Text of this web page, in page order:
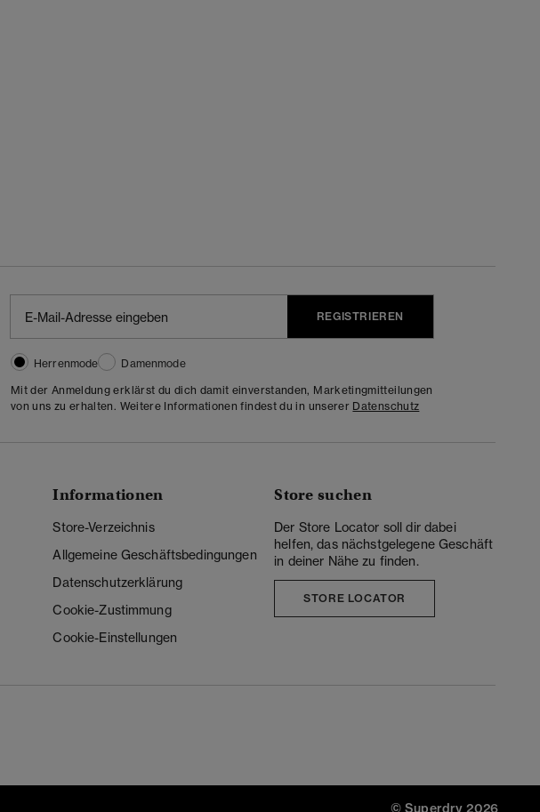
REGISTRIEREN
Herrenmode
Damenmode
Mit der Anmeldung erklärst du dich damit einverstanden, Marketingmitteilungen
von uns zu erhalten. Weitere Informationen findest du in unserer Datenschutz
Informationen
Store-Verzeichnis
Allgemeine Geschäftsbedingungen
Datenschutzerklärung
Cookie-Zustimmung
Cookie-Einstellungen
Store suchen
Der Store Locator soll dir dabei
helfen, das nächstgelegene Geschäft
in deiner Nähe zu finden.
STORE LOCATOR
© Superdry 2026